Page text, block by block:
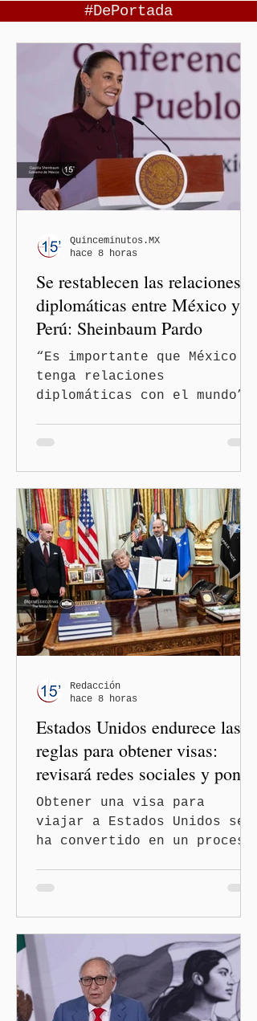
#DePortada
Se restablecen las relaciones
diplomáticas entre México y
Perú: Sheinbaum Pardo
“Es importante que México
tenga relaciones
diplomáticas con el mundo”,
Sheinbaum Pardo anunció el
restablecimiento de las
relaciones diplomáticas
entre los gobiernos de
México y Perú. “Es
importante que más allá de
la orientación política de
los gobiernos —porque hay
orientaciones políticas de
los gobiernos, llegan por
— es importante que México
tenga relaciones
diplomáticas con el mu
Quinceminutos.MX
hace 8 horas
Estados Unidos endurece las
reglas para obtener visas:
revisará redes sociales y pone
freno al Turismo de
Nacimiento
Obtener una visa para
viajar a Estados Unidos se
ha convertido en un proceso
Estado amplió la revisión
de la presencia digital de
los solicitantes, mientras
Washington busca cerrar el
paso al llamado “turismo de
nacimiento” y reforzar los
Redacción
hace 8 horas